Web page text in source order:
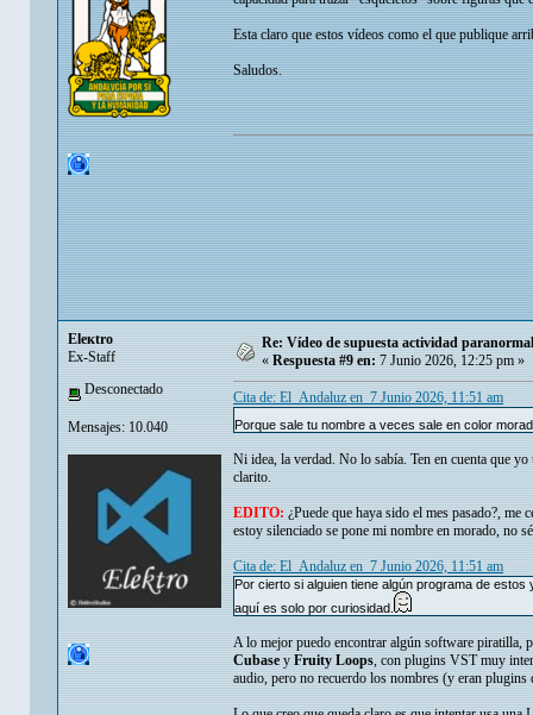
Esta claro que estos vídeos como el que publique
Saludos.
Eleкtro
Ex-Staff
Desconectado
Mensajes: 10.040
Re: Vídeo de supuesta actividad
« Respuesta #9 en: 7 Junio 2026, 12:25 pm »
Cita de: El_Andaluz en 7 Junio 2026, 11:51 am
Porque sale tu nombre a veces sale en color
Ni idea, la verdad. No lo sabía. Ten en cuenta que
clarito.
EDITO: ¿Puede que haya sido el mes pasado?,
estoy silenciado se pone mi nombre en morado, no
Cita de: El_Andaluz en 7 Junio 2026, 11:51 am
Por cierto si alguien tiene algún programa de
aquí es solo por curiosidad.
A lo mejor puedo encontrar algún software piratilla,
Cubase y Fruity Loops, con plugins VST muy
audio, pero no recuerdo los nombres (y eran plugins